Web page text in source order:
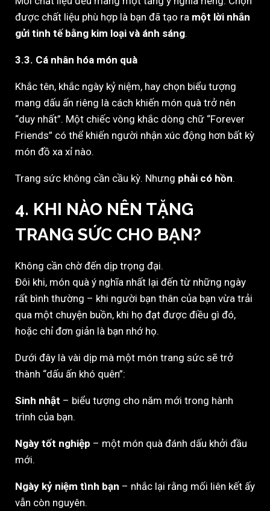
được chất liệu phù hợp là bạn đã tạo ra một lời nhắn
gửi tinh tế bằng kim loại và ánh sáng.
3.3. Cá nhân hóa món quà
Khắc tên, khắc ngày kỷ niệm, hay chọn biểu tượng
mang dấu ấn riêng là cách khiến món quà trở nên
“duy nhất”. Một chiếc vòng khắc dòng chữ “Forever
Friends” có thể khiến người nhận xúc động hơn bất kỳ
món đồ xa xỉ nào.
Trang sức không cần cầu kỳ. Nhưng phải có hồn.
4. KHI NÀO NÊN TẶNG
TRANG SỨC CHO BẠN?
Không cần chờ đến dịp trọng đại.
Đôi khi, món quà ý nghĩa nhất lại đến từ những ngày
rất bình thường – khi người bạn thân của bạn vừa trải
qua một chuyện buồn, khi họ đạt được điều gì đó,
hoặc chỉ đơn giản là bạn nhớ họ.
Dưới đây là vài dịp mà một món trang sức sẽ trở
thành “dấu ấn khó quên”:
Sinh nhật – biểu tượng cho năm mới trong hành
trình của bạn.
Ngày tốt nghiệp – một món quà đánh dấu khởi đầu
mới.
Ngày kỷ niệm tình bạn – nhắc lại rằng mối liên kết ấy
vẫn còn nguyên.